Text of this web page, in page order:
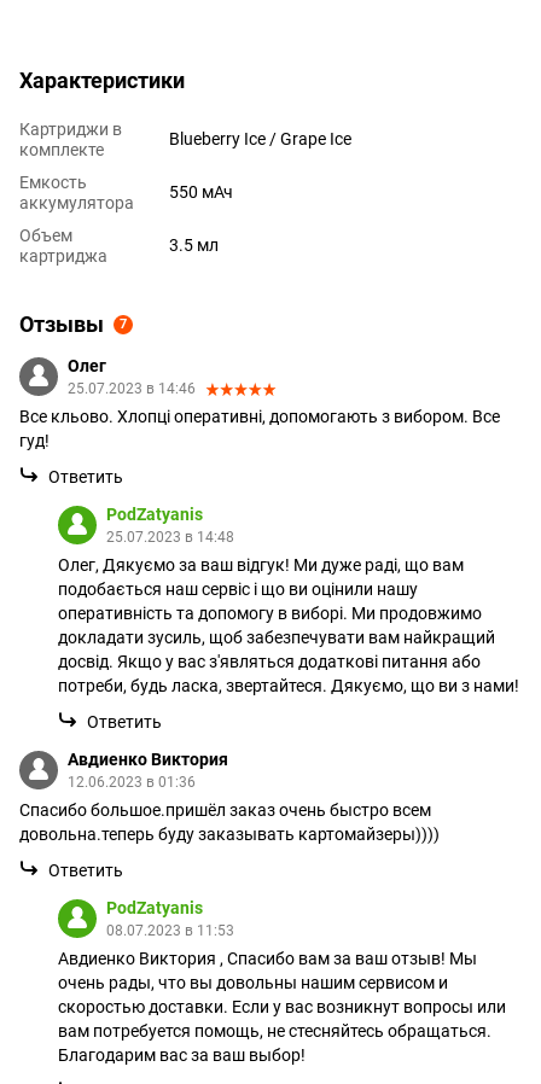
Характеристики
Картриджи в
комплекте
Blueberry Ice / Grape Ice
Емкость
аккумулятора
550 мАч
Объем
картриджа
3.5 мл
Отзывы 7
Олег
25.07.2023 в 14:46
Все кльово. Хлопці оперативні, допомогають з вибором. Все
гуд!
Ответить
PodZatyanis
25.07.2023 в 14:48
Олег, Дякуємо за ваш відгук! Ми дуже раді, що вам
подобається наш сервіс і що ви оцінили нашу
оперативність та допомогу в виборі. Ми продовжимо
докладати зусиль, щоб забезпечувати вам найкращий
досвід. Якщо у вас з'являться додаткові питання або
потреби, будь ласка, звертайтеся. Дякуємо, що ви з нами!
Ответить
Авдиенко Виктория
12.06.2023 в 01:36
Спасибо большое.пришёл заказ очень быстро всем
довольна.теперь буду заказывать картомайзеры))))
Ответить
PodZatyanis
08.07.2023 в 11:53
Авдиенко Виктория , Спасибо вам за ваш отзыв! Мы
очень рады, что вы довольны нашим сервисом и
скоростью доставки. Если у вас возникнут вопросы или
вам потребуется помощь, не стесняйтесь обращаться.
Благодарим вас за ваш выбор!